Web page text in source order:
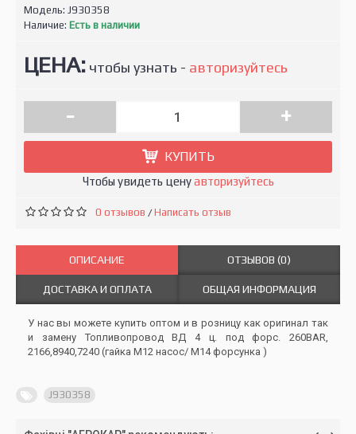
Модель: J930358
Наличие: Есть в наличии
ЦЕНА: чтобы узнать - авторизуйтесь
- +
КУПИТЬ
Чтобы увидеть ценуавторизуйтесь
0 отзывов /Написать отзыв
ОПИСАНИЕ ОТЗЫВОВ (0)
ДОСТАВКА И ОПЛАТА ОБЩАЯ ИНФОРМАЦИЯ
У нас вы можете купить оптом и в розницу как оригинал так
и замену Топливопровод ВД 4 ц. под форс. 260BAR,
2166,8940,7240 (гайка М12 насос/ М14 форсунка )
J930358